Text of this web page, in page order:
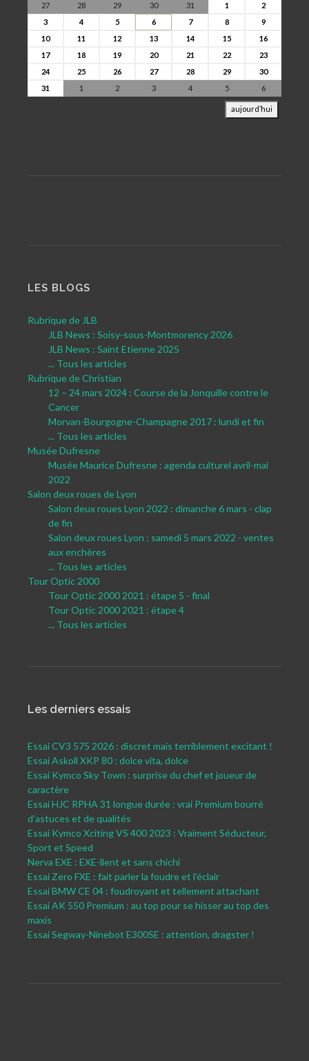
27
28 29 30 31 1
2
3
4 5 6 7 8
9
10
11 12 13 14 15
16
17
18 19 20 21 22
23
24
25 26 27 28 29
30
31
1 2 3 4 5 6
aujourd’hui
LES BLOGS
Rubrique de JLB
JLB News : Soisy-sous-Montmorency 2026
JLB News : Saint Etienne 2025
... Tous les articles
Rubrique de Christian
12 – 24 mars 2024 : Course de la Jonquille contre le
Cancer
Morvan-Bourgogne-Champagne 2017 : lundi et fin
... Tous les articles
Musée Dufresne
Musée Maurice Dufresne : agenda culturel avril-mai
2022
Salon deux roues de Lyon
Salon deux roues Lyon 2022 : dimanche 6 mars - clap
de fin
Salon deux roues Lyon : samedi 5 mars 2022 - ventes
aux enchères
... Tous les articles
Tour Optic 2000
Tour Optic 2000 2021 : étape 5 - final
Tour Optic 2000 2021 : étape 4
... Tous les articles
Les derniers essais
Essai CV3 575 2026 : discret mais terriblement excitant !
Essai Askoll XKP 80 : dolce vita, dolce
Essai Kymco Sky Town : surprise du chef et joueur de
caractère
Essai HJC RPHA 31 longue durée : vrai Premium bourré
d’astuces et de qualités
Essai Kymco Xciting VS 400 2023 : Vraiment Séducteur,
Sport et Speed
Nerva EXE : EXE-llent et sans chichi
Essai Zero FXE : fait parler la foudre et l’éclair
Essai BMW CE 04 : foudroyant et tellement attachant
Essai AK 550 Premium : au top pour se hisser au top des
maxis
Essai Segway-Ninebot E300SE : attention, dragster !